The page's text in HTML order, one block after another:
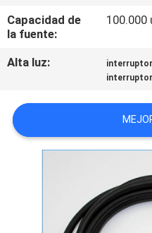
NOTICIAS
PIDA
CITA
MAPA
Capacidad de
la fuente:
100.000
Alta luz: